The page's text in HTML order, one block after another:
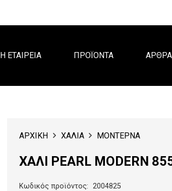
Η ΕΤΑΙΡΕΙΑ ΠΡΟΪΟΝΤΑ ΑΡΘΡΑ
ΑΡΧΙΚΗ ΧΑΛΙΑ ΜΟΝΤΕΡΝΑ
ΧΑΛΙ PEARL MODERN
Κωδικός προϊόντος: 2004825